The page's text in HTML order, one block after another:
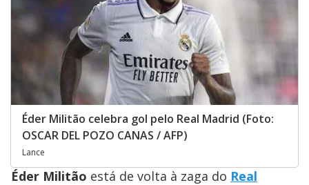
Éder Militão celebra gol pelo Real Madrid (Foto:
OSCAR DEL POZO CANAS / AFP)
Lance
Éder Militão está de volta à zaga do Real